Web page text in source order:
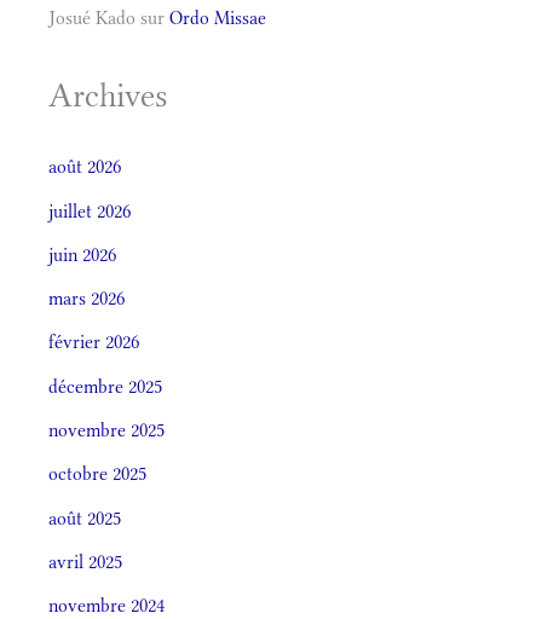
Josué Kado sur Ordo Missae
Archives
août 2026
juillet 2026
juin 2026
mars 2026
février 2026
décembre 2025
novembre 2025
octobre 2025
août 2025
avril 2025
novembre 2024